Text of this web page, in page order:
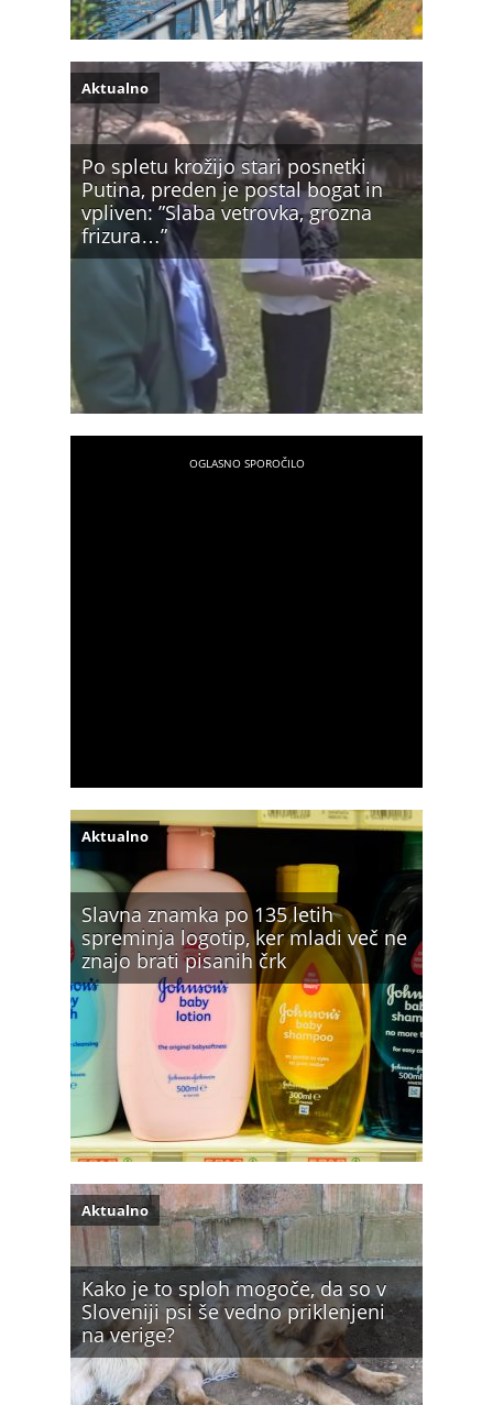
Po spletu krožijo stari posnetki
Putina, preden je postal bogat in
vpliven: ”Slaba vetrovka, grozna
frizura…”
Aktualno
Slavna znamka po 135 letih
spreminja logotip, ker mladi več ne
znajo brati pisanih črk
Aktualno
Kako je to sploh mogoče, da so v
Sloveniji psi še vedno priklenjeni
na verige?
Aktualno